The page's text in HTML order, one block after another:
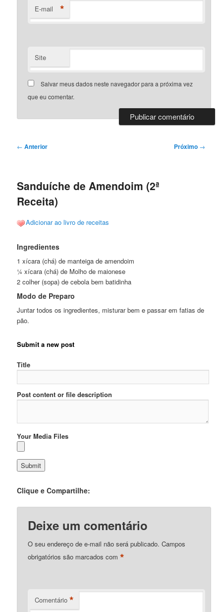
E-mail *
Site
Salvar meus dados neste navegador para a próxima vez
que eu comentar.
Navegação
← Anterior Próximo →
Sanduíche de Amendoim (2ª
Receita)
Adicionar ao livro de receitas
Ingredientes
1 xícara (chá) de manteiga de amendoim
¼ xícara (chá) de Molho de maionese
2 colher (sopa) de cebola bem batidinha
Modo de Preparo
Juntar todos os ingredientes, misturar bem e passar em fatias de
pão.
Submit a new post
Title
Post content or file description
Your Media Files
Clique e Compartilhe:
Deixe um comentário
O seu endereço de e-mail não será publicado. Campos
obrigatórios são marcados com*
Comentário *